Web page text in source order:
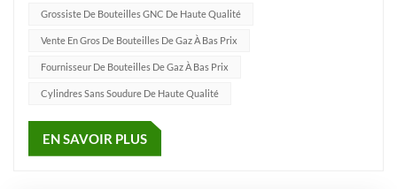
Grossiste De Bouteilles GNC De Haute Qualité
Vente En Gros De Bouteilles De Gaz À Bas Prix
Fournisseur De Bouteilles De Gaz À Bas Prix
Cylindres Sans Soudure De Haute Qualité
EN SAVOIR PLUS